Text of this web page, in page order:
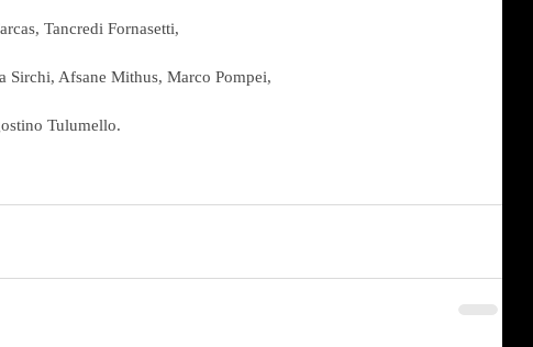
Tancredi Fornasetti,
Afsane Mithus, Marco Pompei,
Tulumello.